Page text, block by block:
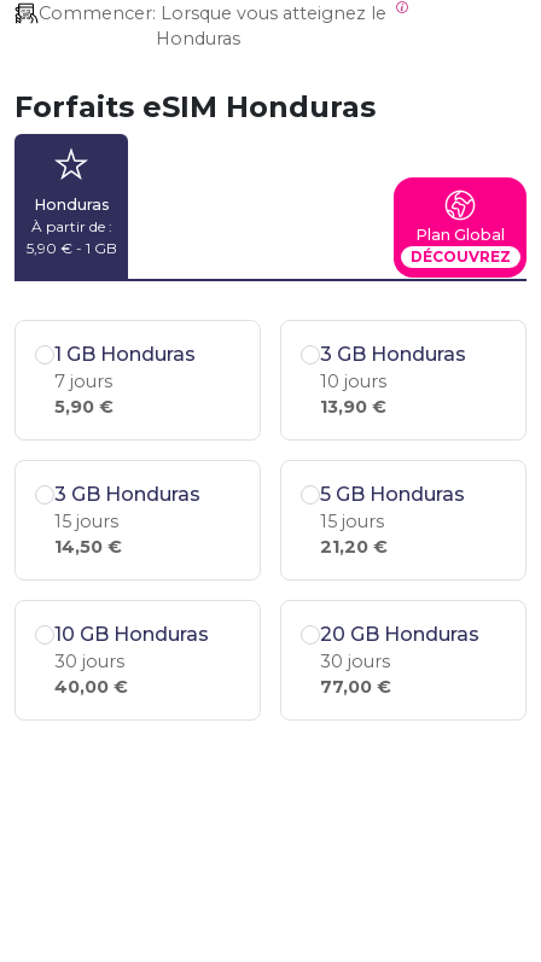
Commencer:
Honduras
Forfaits eSIM Honduras
Honduras
À partir de :
5,90 € - 1 GB
Plan Global
DÉCOUVREZ
1 GB Honduras
7 jours
5,90 €
3 GB Honduras
10 jours
13,90 €
3 GB Honduras
15 jours
14,50 €
5 GB Honduras
15 jours
21,20 €
10 GB Honduras
30 jours
40,00 €
20 GB Honduras
30 jours
77,00 €